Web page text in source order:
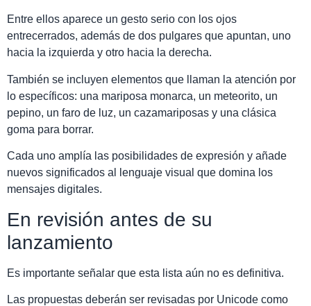
Entre ellos aparece un gesto serio con los ojos
entrecerrados, además de dos pulgares que apuntan, uno
hacia la izquierda y otro hacia la derecha.
También se incluyen elementos que llaman la atención por
lo específicos: una mariposa monarca, un meteorito, un
pepino, un faro de luz, un cazamariposas y una clásica
goma para borrar.
Cada uno amplía las posibilidades de expresión y añade
nuevos significados al lenguaje visual que domina los
mensajes digitales.
En revisión antes de su
lanzamiento
Es importante señalar que esta lista aún no es definitiva.
Las propuestas deberán ser revisadas por Unicode como